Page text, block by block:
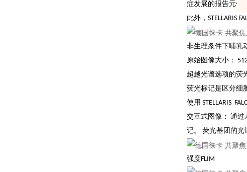
症发展的报告元件
此外，STELLARIS
非生理条件下哺乳
原始图像大小：
超越光谱选项的荧
荧光标记是区分细
使用 STELLARIS
交互式图像： 通过
记。 荧光基团的光
强度FLIM